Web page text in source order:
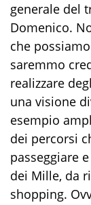
generale del
Domenico.
che
saremmo
realizzare
una visione
esempio
dei percorsi
passeggiare e
dei Mille, da
shopping.